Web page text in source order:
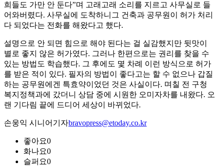
희들도 가만 안 둔다”며 고래고래 소리를 지르고 사무실로 들
어와버렸다. 사무실에 도착하니그 건축과 공무원이 허가 처리
다 되었다는 전화를 해왔다고 했다.
설명으로 안 되면 힘으로 해야 된다는 걸 실감했지만 뒷맛이
별로 좋지 않은 허가였다. 그러나 한편으로는 권리를 찾을 수
있는 방법도 학습했다. 그 후에도 몇 차례 이런 방식으로 허가
를 받은 적이 있다. 필자의 방법이 좋다고는 할 수 없으나 갑질
하는 공무원에겐 특효약이었던 것은 사실이다. 며칠 전 구청
복지정책과에 갔더니 상담 중에 시원한 오미자차를 내왔다. 오
랜 기다림 끝에 드디어 세상이 바뀌었다.
손웅익 시니어기자bravopress@etoday.co.kr
좋아요0
화나요0
슬퍼요0